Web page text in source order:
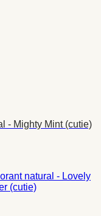
- Mighty Mint (cutie)